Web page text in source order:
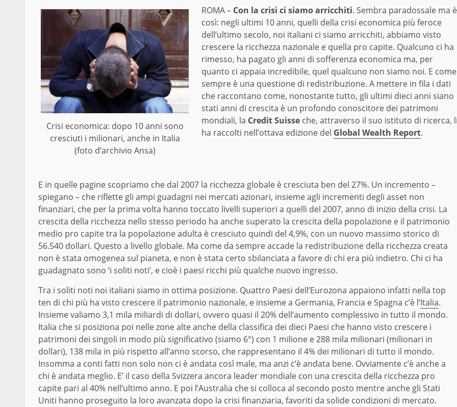
Crisi economica: dopo 10 anni sono
cresciuti i milionari, anche in Italia
(foto d’archivio Ansa)
ROMA – Con la crisi ci siamo arricchiti. Sembra paradossale ma è
così: negli ultimi 10 anni, quelli della crisi economica più feroce
dell’ultimo secolo, noi italiani ci siamo arricchiti, abbiamo visto
crescere la ricchezza nazionale e quella pro capite. Qualcuno ci ha
rimesso, ha pagato gli anni di sofferenza economica ma, per
quanto ci appaia incredibile, quel qualcuno non siamo noi. E come
sempre è una questione di redistribuzione. A mettere in fila i dati
che raccontano come, nonostante tutto, gli ultimi dieci anni siano
stati anni di crescita è un profondo conoscitore dei patrimoni
mondiali, la Credit Suisse che, attraverso il suo istituto di ricerca,
ha raccolti nell’ottava edizione del Global Wealth Report.
E in quelle pagine scopriamo che dal 2007 la ricchezza globale è cresciuta ben del 27%. Un incremento –
spiegano – che riflette gli ampi guadagni nei mercati azionari, insieme agli incrementi degli asset non
finanziari, che per la prima volta hanno toccato livelli superiori a quelli del 2007, anno di inizio della crisi. La
crescita della ricchezza nello stesso periodo ha anche superato la crescita della popolazione e il patrimonio
medio pro capite tra la popolazione adulta è cresciuto quindi del 4,9%, con un nuovo massimo storico di
56.540 dollari. Questo a livello globale. Ma come da sempre accade la redistribuzione della ricchezza creata
non è stata omogenea sul pianeta, e non è stata certo sbilanciata a favore di chi era più indietro. Chi ci ha
guadagnato sono ‘i soliti noti’, e cioè i paesi ricchi più qualche nuovo ingresso.
Tra i soliti noti noi italiani siamo in ottima posizione. Quattro Paesi dell’Eurozona appaiono infatti nella top
ten di chi più ha visto crescere il patrimonio nazionale, e insieme a Germania, Francia e Spagna c’è l’Italia.
Insieme valiamo 3,1 mila miliardi di dollari, ovvero quasi il 20% dell’aumento complessivo in tutto il mondo.
Italia che si posiziona poi nelle zone alte anche della classifica dei dieci Paesi che hanno visto crescere i
patrimoni dei singoli in modo più significativo (siamo 6°) con 1 milione e 288 mila milionari (milionari in
dollari), 138 mila in più rispetto all’anno scorso, che rappresentano il 4% dei milionari di tutto il mondo.
Insomma a conti fatti non solo non ci è andata così male, ma anzi c’è andata bene. Ovviamente c’è anche a
chi è andata meglio. E’ il caso della Svizzera ancora leader mondiale con una crescita della ricchezza pro
capite pari al 40% nell’ultimo anno. E poi l’Australia che si colloca al secondo posto mentre anche gli Stati
Uniti hanno proseguito la loro avanzata dopo la crisi finanziaria, favoriti da solide condizioni di mercato.